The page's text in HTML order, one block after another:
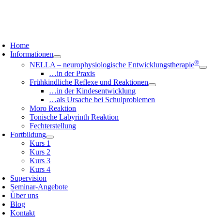
Home
Informationen
NELLA – neurophysiologische Entwicklungstherapie®
…in der Praxis
Frühkindliche Reflexe und Reaktionen
…in der Kindesentwicklung
…als Ursache bei Schulproblemen
Moro Reaktion
Tonische Labyrinth Reaktion
Fechterstellung
Fortbildung
Kurs 1
Kurs 2
Kurs 3
Kurs 4
Supervision
Seminar-Angebote
Über uns
Blog
Kontakt